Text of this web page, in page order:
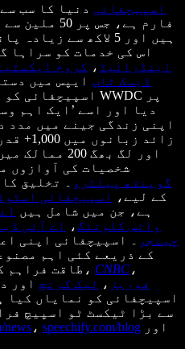
اسپیچفائی دنیا کا سب
فارم ہے، جس
ہیں اور 5 لاکھ سے
اس کی خدمات کو سراہا
اینڈرائیڈ ، کروم
ڈیسک ٹاپ ایپس میں دستیاب
اسپیچفائی کو WWDC پر
دیا اور اسے ’ایک اہم
زائد
اور لگ بھگ
شخصیات کی آوازوں
گوینتھ پیلٹرو
۔ تخلیق
کے لیے،
اسپیچفائی
ہے، جن میں شامل ہیں
وائس کلوننگ، اے آئی
چینجر
۔ اسپیچفائی اپنی
طاقت فراہم ، CNBC ،
فوربز ، ٹیک کرنچ اور
اسپیچفائی کو نمایاں کیا
سے بڑا ٹیکسٹ ٹو اسپیچ
news ، speechify.com/blog اور